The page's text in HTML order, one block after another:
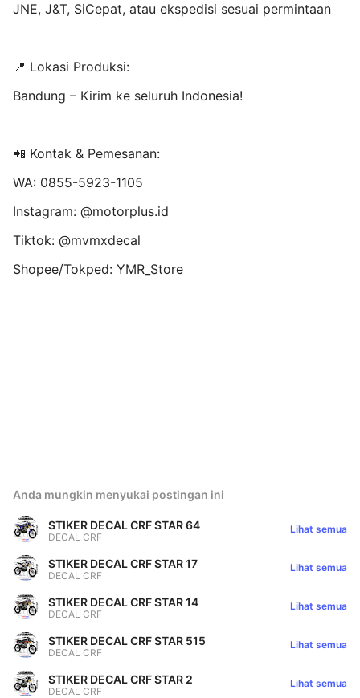
JNE, J&T, SiCepat, atau ekspedisi sesuai permintaan
📍 Lokasi Produksi:
Bandung – Kirim ke seluruh Indonesia!
📲 Kontak & Pemesanan:
WA: 0855-5923-1105
Instagram: @motorplus.id
Tiktok: @mvmxdecal
Shopee/Tokped: YMR_Store
Anda mungkin menyukai postingan ini
STIKER DECAL CRF STAR 64
DECAL CRF
Lihat semua
STIKER DECAL CRF STAR 17
DECAL CRF
Lihat semua
STIKER DECAL CRF STAR 14
DECAL CRF
Lihat semua
STIKER DECAL CRF STAR 515
DECAL CRF
Lihat semua
STIKER DECAL CRF STAR 2
DECAL CRF
Lihat semua